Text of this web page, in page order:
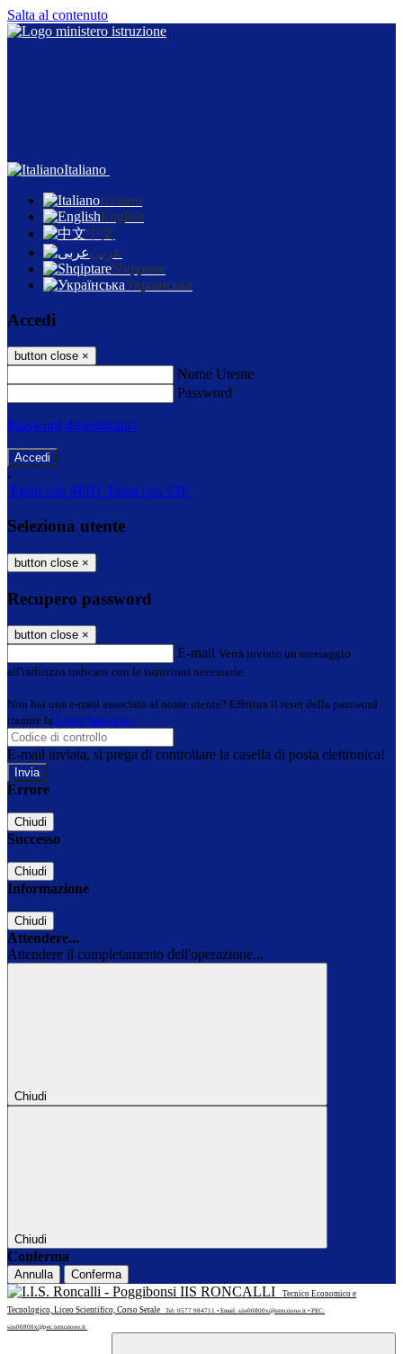
Salta al contenuto
Italiano
Italiano
English
中文
عربى
Shqiptare
Українська
Accedi
button close ×
Nome Utente
Password
Password dimenticata?
-
Entra con SPID Entra con CIE
Seleziona utente
button close ×
Recupero password
button close ×
E-mail Verrà inviato un messaggio
all'indirizzo indicato con le istruzioni necessarie.
Non hai una e-mail associata al nome utente? Effettua il reset della password
tramite la Login Spaggiari
E-mail inviata, si prega di controllare la casella di posta elettronica!
Errore
Chiudi
Successo
Chiudi
Informazione
Chiudi
Attendere...
Attendere il completamento dell'operazione...
Chiudi
Chiudi
Conferma
Annulla Conferma
IIS RONCALLI
Tecnico Economico e
Tecnologico, Liceo Scientifico, Corso Serale
Tel: 0577 984711 • Email: siis00800x@istruzione.it • PEC:
siis00800x@pec.istruzione.it